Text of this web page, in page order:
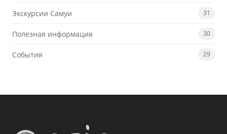
Экскурсии Самуи 31
Полезная информация 30
События 29